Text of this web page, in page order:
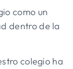
como un
dentro de la
colegio ha